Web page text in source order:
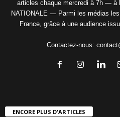
articles chaque mercredi à 7h — à
NATIONALE — Parmi les médias
France, grâce à une audience
Contactez-nous:
ENCORE PLUS D'ARTICLES